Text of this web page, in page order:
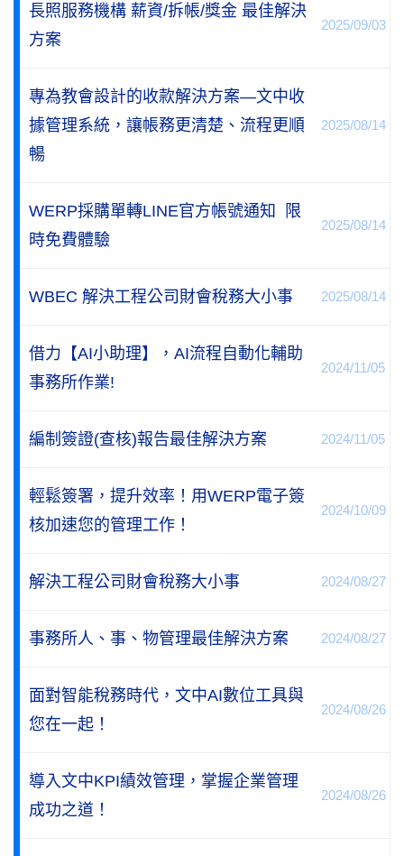
長照服務機構 薪資/拆帳/獎金 最佳解決
方案
2025/09/03
專為教會設計的收款解決方案—文中收
據管理系統，讓帳務更清楚、流程更順
暢
2025/08/14
WERP採購單轉LINE官方帳號通知 限
時免費體驗
2025/08/14
WBEC 解決工程公司財會稅務大小事 2025/08/14
借力【AI小助理】，AI流程自動化輔助
事務所作業!
2024/11/05
編制簽證(查核)報告最佳解決方案 2024/11/05
輕鬆簽署，提升效率！用WERP電子簽
核加速您的管理工作！
2024/10/09
解決工程公司財會稅務大小事 2024/08/27
事務所人、事、物管理最佳解決方案 2024/08/27
面對智能稅務時代，文中AI數位工具與
您在一起！
2024/08/26
導入文中KPI績效管理，掌握企業管理
成功之道！
2024/08/26